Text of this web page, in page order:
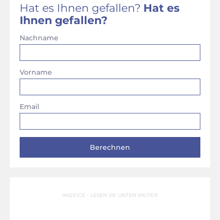
Hat es Ihnen gefallen? Hat es
Ihnen gefallen?
Nachname
Vorname
Email
ANZEIGE - LESEN SIE UNTEN WEITER